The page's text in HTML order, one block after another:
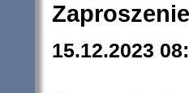
15.12.2023